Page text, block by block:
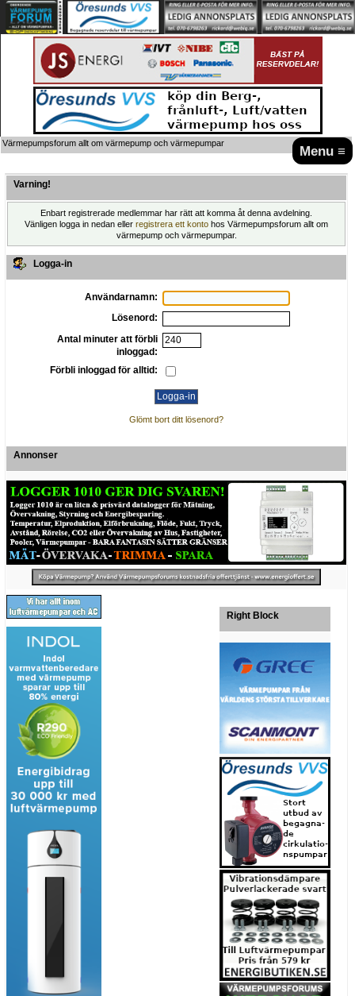
Menu ≡
Värmepumpsforum allt om värmepump och värmepumpar
Varning!
Enbart registrerade medlemmar har rätt att komma åt denna avdelning.
Vänligen logga in nedan eller registrera ett konto hos Värmepumpsforum allt om
värmepump och värmepumpar.
Logga-in
Användarnamn:
Lösenord:
Antal minuter att förbli
inloggad:
Förbli inloggad för alltid:
Glömt bort ditt lösenord?
Annonser
Right Block